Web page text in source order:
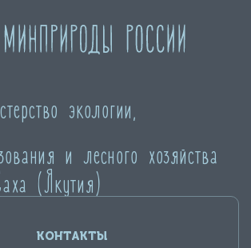
экологии,
и лесного хозяйства
(Якутия)
КОНТАКТЫ